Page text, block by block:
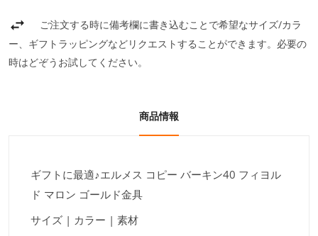
ご注文する時に備考欄に書き込むことで希望なサイズ/カラ
ー、ギフトラッピングなどリクエストすることができます。必要の
時はどぞうお試してください。
商品情報
ギフトに最適♪エルメス コピー バーキン40 フィヨル
ド マロン ゴールド金具
サイズ | カラー | 素材